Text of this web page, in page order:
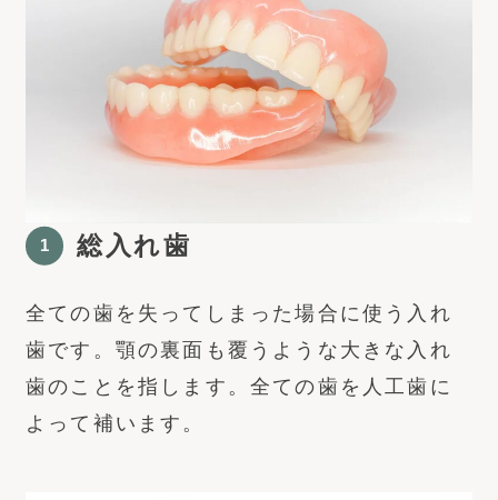
総入れ歯
全ての歯を失ってしまった場合に使う入れ
歯です。顎の裏面も覆うような大きな入れ
歯のことを指します。全ての歯を人工歯に
よって補います。